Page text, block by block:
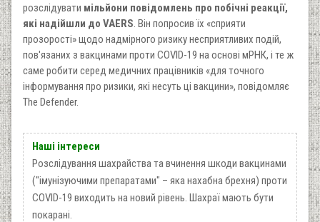
розслідувати мільйони повідомлень про побічні реакції,
які надійшли до VAERS. Він попросив їх «сприяти
прозорості» щодо надмірного ризику несприятливих подій,
пов'язаних з вакцинами проти COVID-19 на основі мРНК, і те ж
саме робити серед медичних працівників «для точного
інформування про ризики, які несуть ці вакцини», повідомляє
The Defender.
Наші інтереси
Розслідування шахрайства та вчинення шкоди вакцинами
("імунізуючими препаратами" – яка нахабна брехня) проти
COVID-19 виходить на новий рівень. Шахраї мають бути
покарані.